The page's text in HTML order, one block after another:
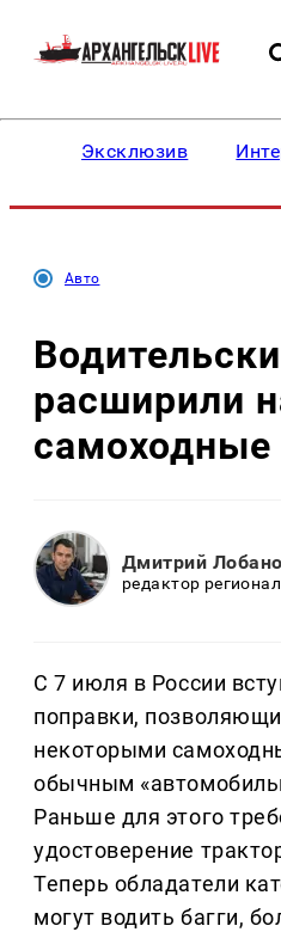
Эксклюзив
Авто
расширили
Дмитрий
редактор
С 7 июля в России
поправки,
некоторыми
обычным
Раньше для этого
удостоверение
Теперь обладатели
могут водить багги,